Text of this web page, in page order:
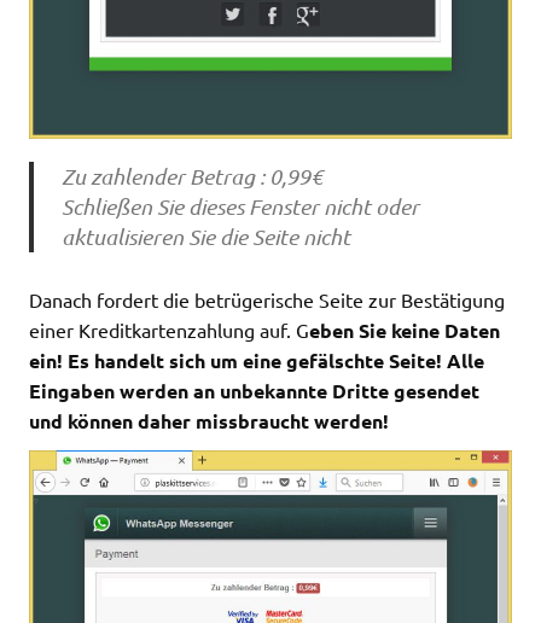
Zu zahlender Betrag : 0,99€
Schließen Sie dieses Fenster nicht oder
aktualisieren Sie die Seite nicht
Danach fordert die betrügerische Seite zur Bestätigung
einer Kreditkartenzahlung auf. Geben Sie keine Daten
ein! Es handelt sich um eine gefälschte Seite! Alle
Eingaben werden an unbekannte Dritte gesendet
und können daher missbraucht werden!